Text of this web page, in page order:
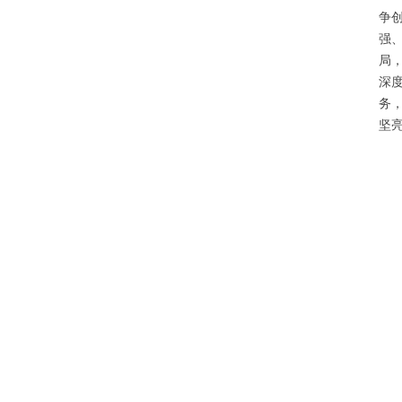
争
强
局
深
务
坚